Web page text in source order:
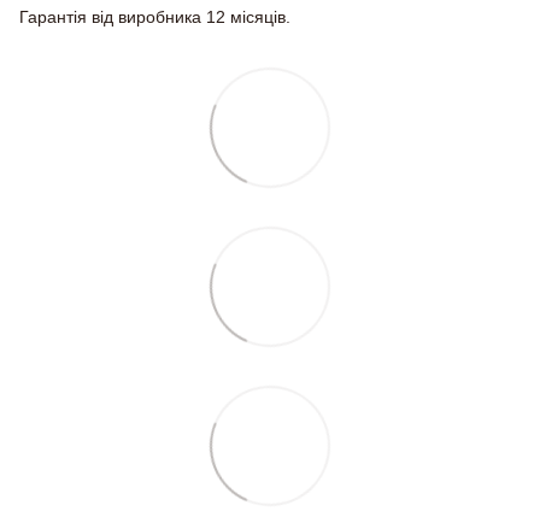
Гарантія від виробника 12 місяців.